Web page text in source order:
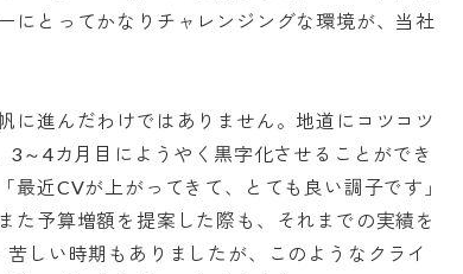
にとってかなりチャレンジングな環境が、当社
に進んだわけではありません。地道にコツコツ
3～4カ月目にようやく黒字化させることができ
最近CVが上がってきて、とても良い調子です」
た予算増額を提案した際も、それまでの実績を
しい時期もありましたが、このようなクライ